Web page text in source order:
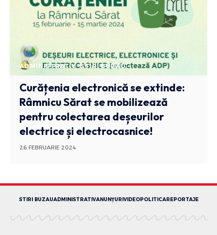
ADMINISTRATIV STIRI BUZAU
Curățenia electronică se extinde:
Râmnicu Sărat se mobilizează
pentru colectarea deșeurilor
electrice și electrocasnice!
26 FEBRUARIE 2024
STIRI BUZAUADMINISTRATIVANUNȚURI VIDEOPOLITICAREPORTAJE